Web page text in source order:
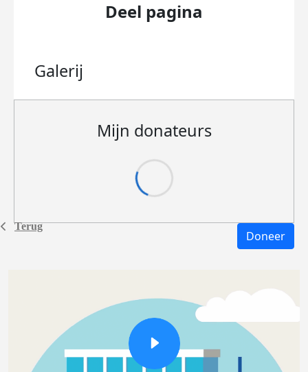
Terug
Deel pagina
Galerij
Mijn donateurs
Doneer